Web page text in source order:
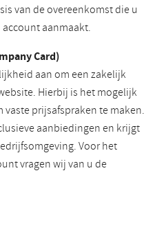
van de overeenkomst die u
aanmaakt.
Card)
aan om een zakelijk
Hierbij is het mogelijk
prijsafspraken te maken.
aanbiedingen en krijgt
Voor het
vragen wij van u de